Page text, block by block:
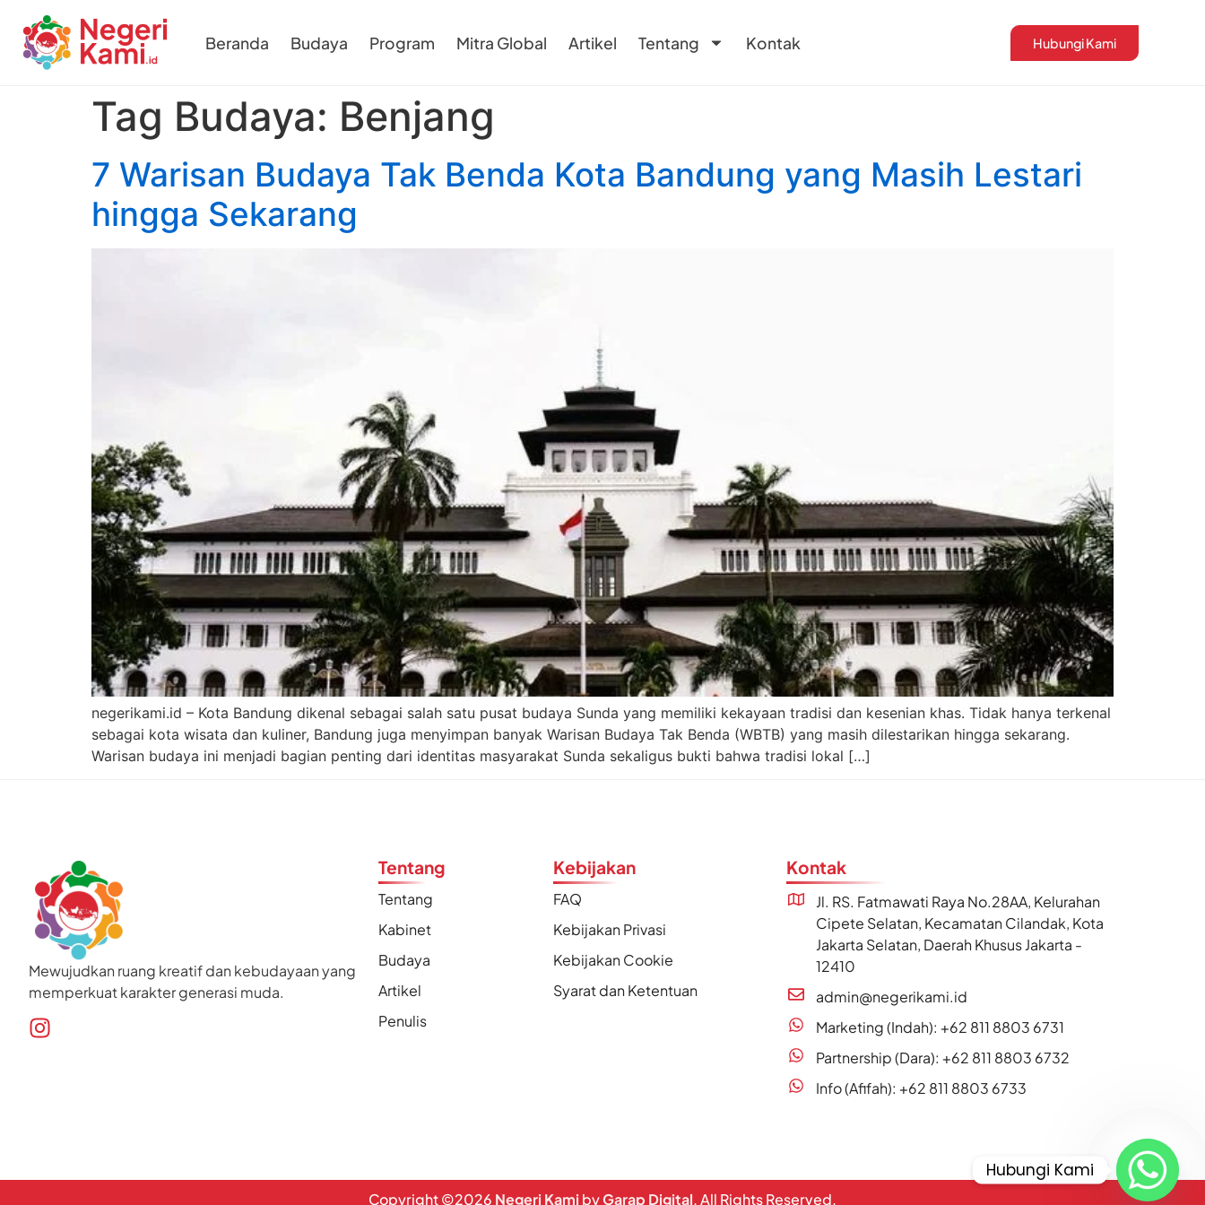
Beranda Budaya Program Mitra Global Artikel Tentang Kontak Hubungi Kami
Tag Budaya: Benjang
7 Warisan Budaya Tak Benda Kota Bandung yang Masih Lestari
hingga Sekarang
negerikami.id – Kota Bandung dikenal sebagai salah satu pusat budaya Sunda yang memiliki kekayaan tradisi dan kesenian khas. Tidak hanya terkenal
sebagai kota wisata dan kuliner, Bandung juga menyimpan banyak Warisan Budaya Tak Benda (WBTB) yang masih dilestarikan hingga sekarang.
Warisan budaya ini menjadi bagian penting dari identitas masyarakat Sunda sekaligus bukti bahwa tradisi lokal […]
Mewujudkan ruang kreatif dan kebudayaan yang
memperkuat karakter generasi muda.
Tentang
Tentang
Kabinet
Budaya
Artikel
Penulis
Kebijakan
FAQ
Kebijakan Privasi
Kebijakan Cookie
Syarat dan Ketentuan
Kontak
Jl. RS. Fatmawati Raya No.28AA, Kelurahan
Cipete Selatan, Kecamatan Cilandak, Kota
Jakarta Selatan, Daerah Khusus Jakarta -
12410
admin@negerikami.id
Marketing (Indah): +62 811 8803 6731
Partnership (Dara): +62 811 8803 6732
Info (Afifah): +62 811 8803 6733
Copyright ©2026 Negeri Kami byGarap Digital. All Rights Reserved.
Hubungi Kami